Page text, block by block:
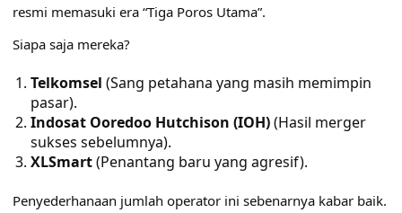
resmi memasuki era “Tiga Poros Utama”.
Siapa saja mereka?
Telkomsel (Sang petahana yang masih memimpin
pasar).
Indosat Ooredoo Hutchison (IOH)(Hasil merger
sukses sebelumnya).
XLSmart(Penantang baru yang agresif).
Penyederhanaan jumlah operator ini sebenarnya kabar baik.